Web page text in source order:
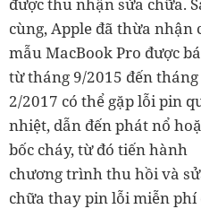
cùng, Apple đã thừa nhận
mẫu MacBook Pro được
từ tháng 9/2015 đến tháng
2/2017 có thể gặp lỗi pin
nhiệt, dẫn đến phát nổ
bốc cháy, từ đó tiến hành
chương trình thu hồi và
chữa thay pin lỗi miễn phí